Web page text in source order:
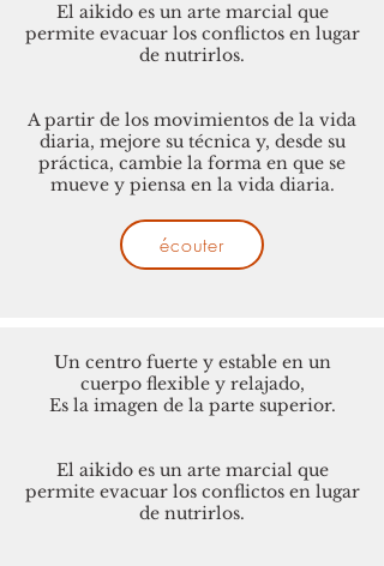
El aikido es un arte marcial que
permite evacuar los conflictos en lugar
de nutrirlos.
A partir de los movimientos de la vida
diaria, mejore su técnica y, desde su
práctica, cambie la forma en que se
mueve y piensa en la vida diaria.
écouter
Un centro fuerte y estable en un
cuerpo flexible y relajado,
Es la imagen de la parte superior.
El aikido es un arte marcial que
permite evacuar los conflictos en lugar
de nutrirlos.